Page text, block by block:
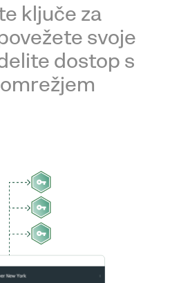
ključe za
svoje
dostop s